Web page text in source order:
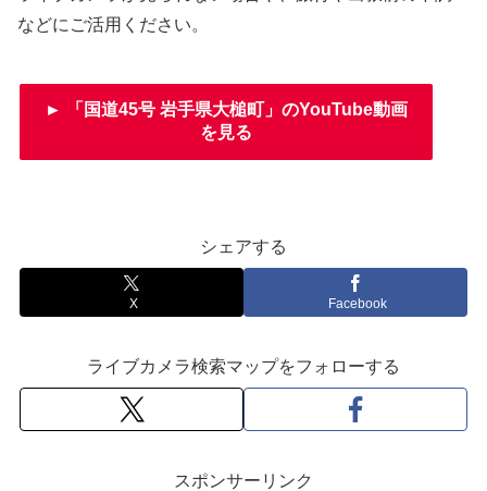
などにご活用ください。
► 「国道45号 岩手県大槌町」のYouTube動画
を見る
シェアする
X Facebook
ライブカメラ検索マップをフォローする
スポンサーリンク